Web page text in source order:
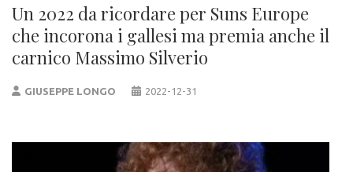
Un 2022 da ricordare per Suns Europe
che incorona i gallesi ma premia anche il
carnico Massimo Silverio
GIUSEPPE LONGO 2022-12-31